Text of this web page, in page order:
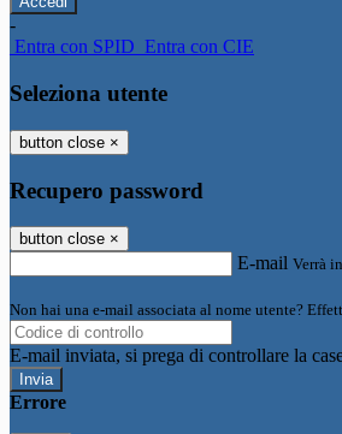
-
Entra con SPID Entra con CIE
Seleziona utente
button close ×
Recupero password
button close ×
E-mail Verrà
Non hai una e-mail associata al nome utente?
E-mail inviata, si prega di controllare la
Errore